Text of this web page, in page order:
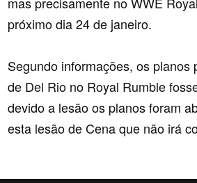
próximo dia 24 de janeiro.
Segundo informações, os planos
de Del Rio no Royal Rumble
devido a lesão os planos foram
esta lesão de Cena que não irá